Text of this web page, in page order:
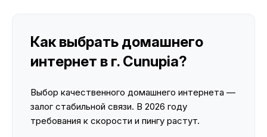
Как выбрать домашнего
интернет в г. Cunupia?
Выбор качественного домашнего интернета —
залог стабильной связи. В 2026 году
требования к скорости и пингу растут.